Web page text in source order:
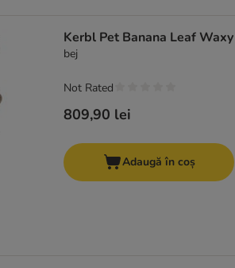
Kerbl Pet Banana Leaf Waxy
bej
809,90 lei
Not Rated
Adaugă în coș